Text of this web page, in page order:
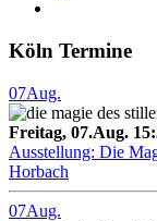
Köln Termine
07Aug.
Freitag, 07.Aug.
Ausstellung: Die
Horbach
07Aug.